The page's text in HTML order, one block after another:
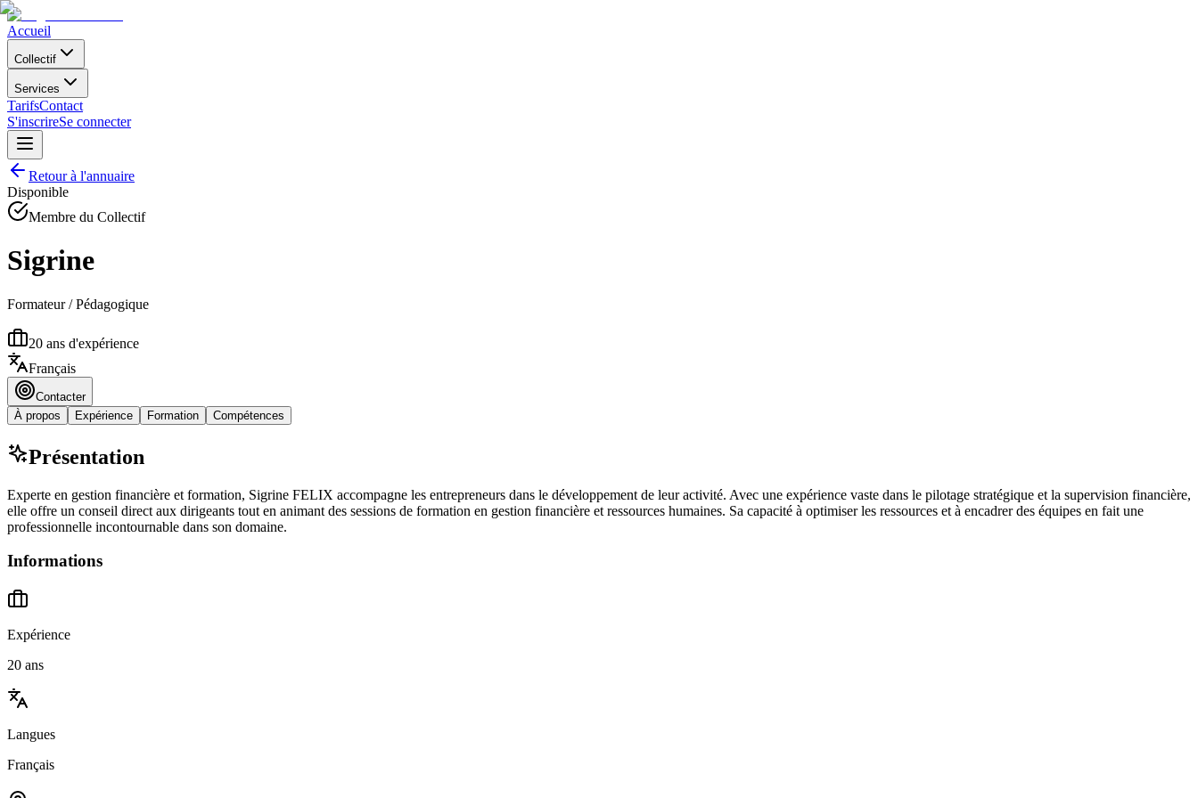
Accueil
Collectif
Services
TarifsContact
S'inscrireSe connecter
Retour à l'annuaire
Disponible
Membre du Collectif
Sigrine
Formateur / Pédagogique
20 ans d'expérience
Français
Contacter
À propos
Expérience Formation Compétences
Présentation
Experte en gestion financière et formation, Sigrine FELIX accompagne les entrepreneurs dans le développement de leur activité. Avec une expérience vaste dans le pilotage stratégique et la supervision financière,
elle offre un conseil direct aux dirigeants tout en animant des sessions de formation en gestion financière et ressources humaines. Sa capacité à optimiser les ressources et à encadrer des équipes en fait une
professionnelle incontournable dans son domaine.
Informations
Expérience
20 ans
Langues
Français